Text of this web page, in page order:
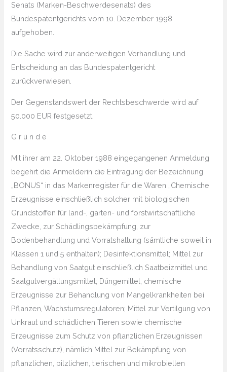
Senats (Marken-Beschwerdesenats) des
Bundespatentgerichts vom 10. Dezember 1998
aufgehoben.
Die Sache wird zur anderweitigen Verhandlung und
Entscheidung an das Bundespatentgericht
zurückverwiesen.
Der Gegenstandswert der Rechtsbeschwerde wird auf
50.000 EUR festgesetzt.
G r ü n d e
Mit ihrer am 22. Oktober 1988 eingegangenen Anmeldung
begehrt die Anmelderin die Eintragung der Bezeichnung
„BONUS“ in das Markenregister für die Waren „Chemische
Erzeugnisse einschließlich solcher mit biologischen
Grundstoffen für land-, garten- und forstwirtschaftliche
Zwecke, zur Schädlingsbekämpfung, zur
Bodenbehandlung und Vorratshaltung (sämtliche soweit in
Klassen 1 und 5 enthalten); Desinfektionsmittel; Mittel zur
Behandlung von Saatgut einschließlich Saatbeizmittel und
Saatgutvergällungsmittel; Düngemittel, chemische
Erzeugnisse zur Behandlung von Mangelkrankheiten bei
Pflanzen, Wachstumsregulatoren; Mittel zur Vertilgung von
Unkraut und schädlichen Tieren sowie chemische
Erzeugnisse zum Schutz von pflanzlichen Erzeugnissen
(Vorratsschutz), nämlich Mittel zur Bekämpfung von
pflanzlichen, pilzlichen, tierischen und mikrobiellen